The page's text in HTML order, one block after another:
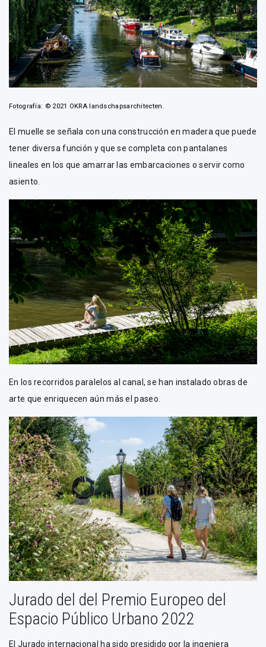
Fotografía: © 2021 OKRA landschapsarchitecten.
El muelle se señala con una construcción en madera que puede
tener diversa función y que se completa con pantalanes
lineales en los que amarrar las embarcaciones o servir como
asiento.
En los recorridos paralelos al canal, se han instalado obras de
arte que enriquecen aún más el paseo.
Jurado del del Premio Europeo del
Espacio Público Urbano 2022
El Jurado internacional ha sido presidido por la ingeniera